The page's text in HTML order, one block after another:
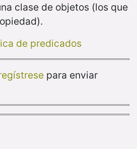
clase de objetos (los que
de predicados
para enviar